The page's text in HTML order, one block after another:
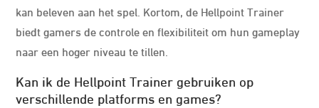
kan beleven aan het spel. Kortom, de Hellpoint Trainer
biedt gamers de controle en flexibiliteit om hun gameplay
naar een hoger niveau te tillen.
Kan ik de Hellpoint Trainer gebruiken op
verschillende platforms en games?